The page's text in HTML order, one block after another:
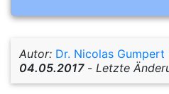
Autor: Dr. Nicolas Gumpert
04.05.2017- Letzte